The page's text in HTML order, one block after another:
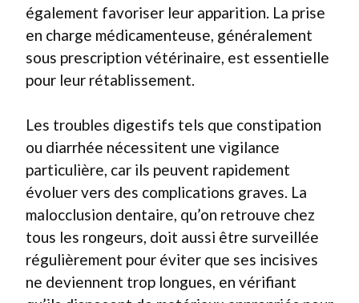
également favoriser leur apparition. La prise
en charge médicamenteuse, généralement
sous prescription vétérinaire, est essentielle
pour leur rétablissement.
Les troubles digestifs tels que constipation
ou diarrhée nécessitent une vigilance
particulière, car ils peuvent rapidement
évoluer vers des complications graves. La
malocclusion dentaire, qu’on retrouve chez
tous les rongeurs, doit aussi être surveillée
régulièrement pour éviter que ses incisives
ne deviennent trop longues, en vérifiant